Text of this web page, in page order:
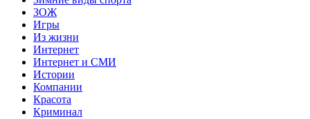
ЗОЖ
Игры
Из жизни
Интернет
Интернет и СМИ
Истории
Компании
Красота
Криминал